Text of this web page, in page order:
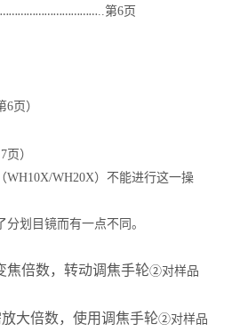
..第6页
页）
）
WH10X/WH20X）不能进行这一操
划目镜而有一点不同。
焦倍数，转动调焦手轮②对样品
大倍数，使用调焦手轮②对样品